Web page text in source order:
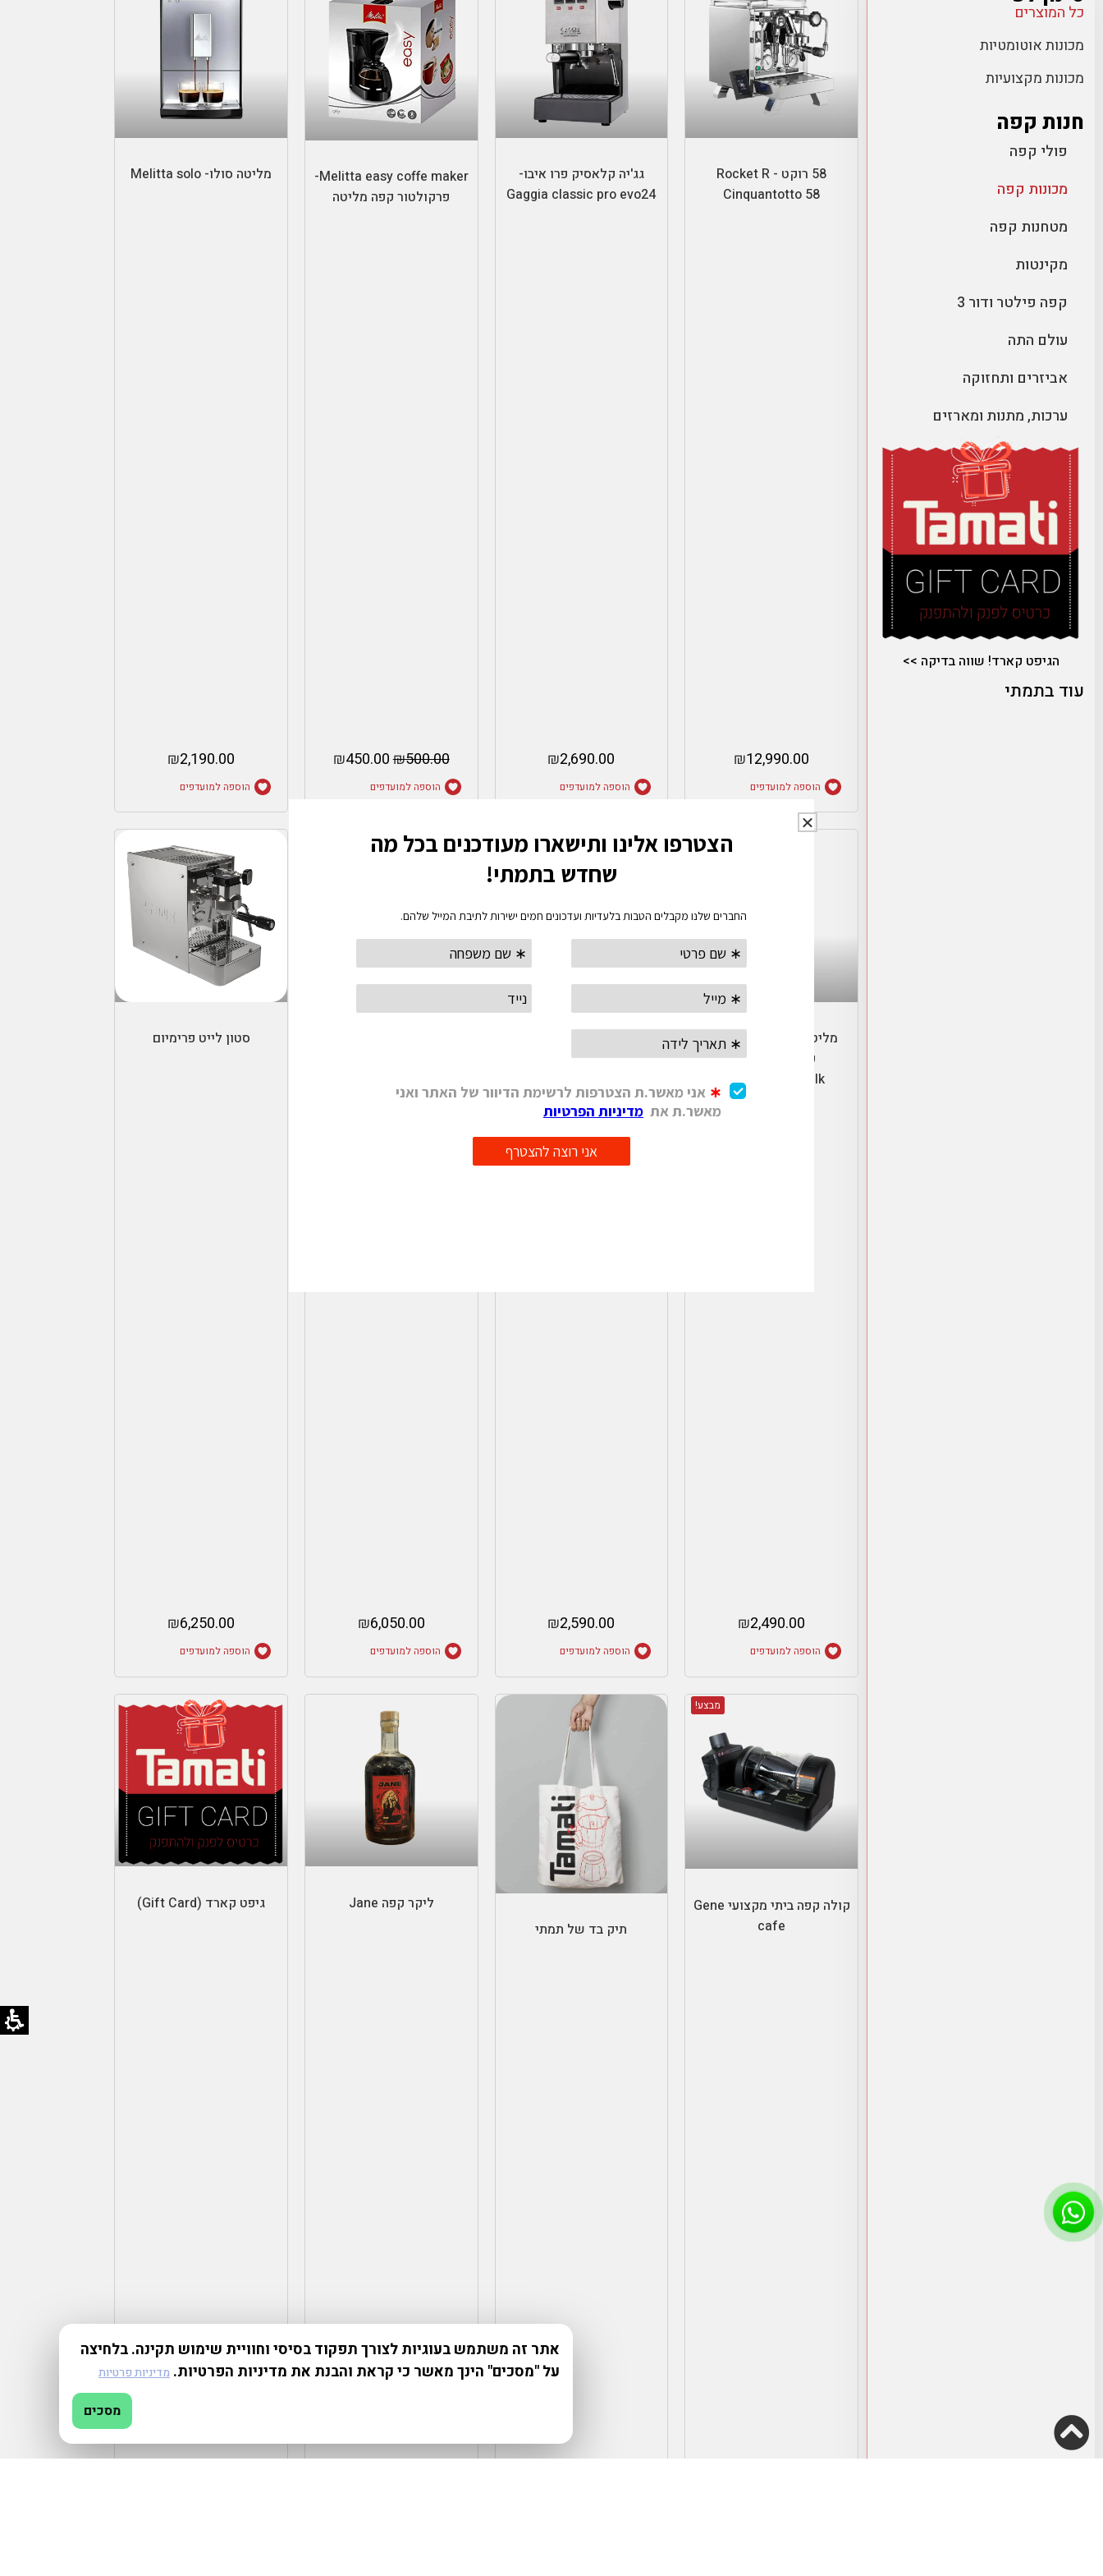
כל המוצרים
מכונות אוטומטיות
מכונות מקצועיות
חנות קפה
פולי קפה
מכונות קפה
מטחנות קפה
מקינטות
קפה פילטר ודור 3
עולם התה
אביזרים ותחזוקה
ערכות, מתנות ומארזים
הגיפט קארד! שווה בדיקה >>
עוד בתמתי
הוספה לסל
58 רוקט - Rocket R
Cinquantotto 58
₪12,990.00
הוספה למועדפים
הוספה לסל
גג'יה קלאסיק פרו איבו-
Gaggia classic pro evo24
₪2,690.00
הוספה למועדפים
מידע נוסף
Melitta easy coffe maker-
פרקולטור קפה מליטה
₪500.00
₪450.00
הוספה למועדפים
בחר אפשרויות
מליטה סולו- Melitta solo
₪2,190.00
הוספה למועדפים
הוספה לסל
מליטה סולו+ מקציף חלב
פרפקט- Melitta
solo&perfect milk
₪2,490.00
הוספה למועדפים
purista
₪2,590.00
הוספה למועדפים
₪6,050.00
הוספה למועדפים
סטון לייט פרימיום
₪6,250.00
הוספה למועדפים
מבצע!
בחר אפשרויות
קולה קפה ביתי מקצועי Gene
cafe
הוספה לסל
תיק בד של תמתי
הוספה לסל
ליקר קפה Jane
בחר סכום
גיפט קארד (Gift Card)
אתר זה משתמש בעוגיות לצורך תפקוד בסיסי וחוויית שימוש תקינה. בלחיצה
על "מסכים" הינך מאשר כי קראת והבנת את מדיניות הפרטיות. מדיניות פרטיות
מסכים